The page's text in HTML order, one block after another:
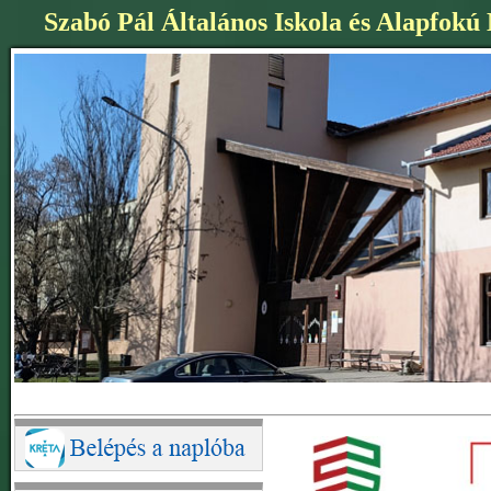
Szabó Pál Általános Iskola és